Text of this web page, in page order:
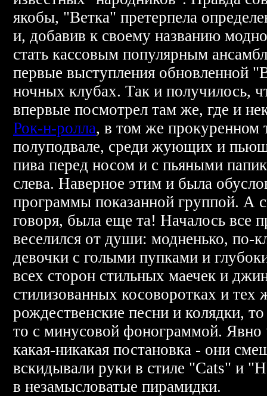
якобы, "Ветка" претерпела
и, добавив к своему названию
стать кассовым популярным
первые выступления обновленной
ночных клубах. Так и получилось,
впервые посмотрел там же, где и
Рок-н-ролла, в том же прокуренном
полуподвале, среди жующих и
пива перед носом и с пьяными
слева. Наверное этим и была
программы показанной группой. А
говоря, была еще та! Началось все
веселился от души: модненько, по-
девочки с голыми пупками и
всех сторон стильных маечек и
стилизованных косоворотках и тех
рождественские песни и колядки,
то с минусовой фонограммой. Явно
какая-никакая постановка - они
вскидывали руки в стиле "Cats" и
в незамысловатые пирамидки.